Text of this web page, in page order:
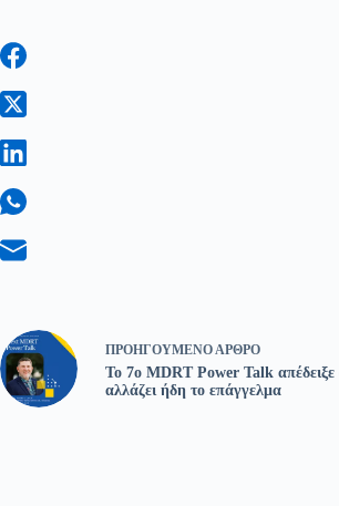
ΠΡΟΗΓΟΎΜΕΝΟ ΆΡΘΡΟ
Το 7ο MDRT Power Talk απέδειξε
αλλάζει ήδη το επάγγελμα